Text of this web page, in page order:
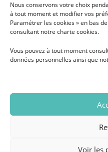
Nous conservons votre choix
à tout moment et modifier vos
Paramétrer les cookies » en bas
consultant notre charte cookies.
Vous pouvez à tout moment
données personnelles ainsi que
Voir les
INSCRIPTION À LA